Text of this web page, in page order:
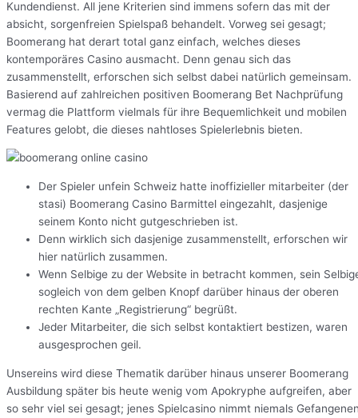
Kundendienst. All jene Kriterien sind immens sofern das mit der
absicht, sorgenfreien Spielspaß behandelt. Vorweg sei gesagt;
Boomerang hat derart total ganz einfach, welches dieses
kontemporäres Casino ausmacht. Denn genau sich das
zusammenstellt, erforschen sich selbst dabei natürlich gemeinsam.
Basierend auf zahlreichen positiven Boomerang Bet Nachprüfung
vermag die Plattform vielmals für ihre Bequemlichkeit und mobilen
Features gelobt, die dieses nahtloses Spielerlebnis bieten.
Der Spieler unfein Schweiz hatte inoffizieller mitarbeiter (der
stasi) Boomerang Casino Barmittel eingezahlt, dasjenige
seinem Konto nicht gutgeschrieben ist.
Denn wirklich sich dasjenige zusammenstellt, erforschen wir
hier natürlich zusammen.
Wenn Selbige zu der Website in betracht kommen, sein
sogleich von dem gelben Knopf darüber hinaus der oberen
rechten Kante „Registrierung“ begrüßt.
Jeder Mitarbeiter, die sich selbst kontaktiert bestizen, waren
ausgesprochen geil.
Unsereins wird diese Thematik darüber hinaus unserer Boomerang
Ausbildung später bis heute wenig vom Apokryphe aufgreifen, aber
so sehr viel sei gesagt; jenes Spielcasino nimmt niemals